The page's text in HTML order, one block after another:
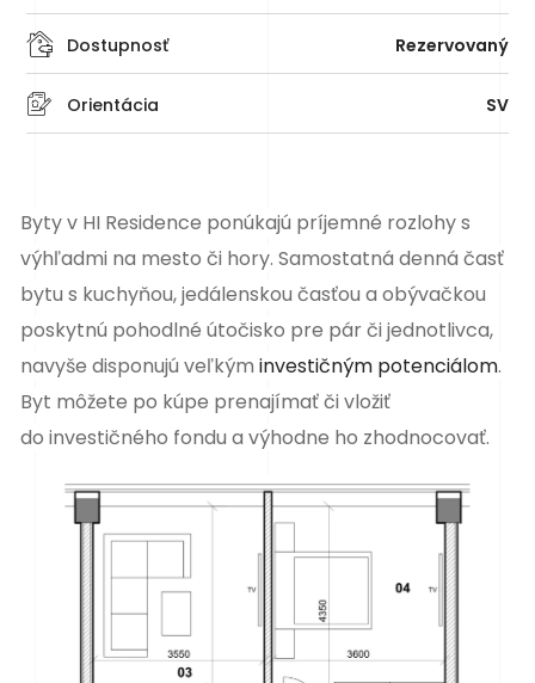
Dostupnosť Rezervovaný
Orientácia SV
Byty v HI Residence ponúkajú príjemné rozlohy s
výhľadmi na mesto či hory. Samostatná denná časť
bytu s kuchyňou, jedálenskou časťou a obývačkou
poskytnú pohodlné útočisko pre pár či jednotlivca,
navyše disponujú veľkýminvestičným potenciálom.
Byt môžete po kúpe prenajímať či vložiť
doinvestičného fondu a výhodne ho zhodnocovať.